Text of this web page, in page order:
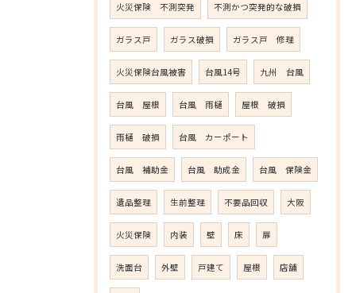
火災保険 不測突発 不測かつ突発的な破損
ガラス戸 ガラス破損 ガラス戸 修理
火災保険台風被害 台風14号 九州 台風
台風 屋根 台風 雨樋 屋根 破損
雨樋 破損 台風 カーポート
台風 補助金 台風 助成金 台風 保険金
遺品整理 生前整理 不要品回収 大阪
火災保険 内装 壁 床 扉
洗面台 外壁 戸建て 屋根 店舗